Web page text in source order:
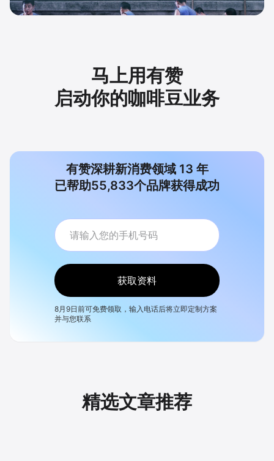
马上用有赞
启动你的咖啡豆业务
有赞深耕新消费领域 13 年
已帮助55,833个品牌获得成功
获取资料
8月9日前可免费领取，输入电话后将立即定制方案
并与您联系
精选文章推荐